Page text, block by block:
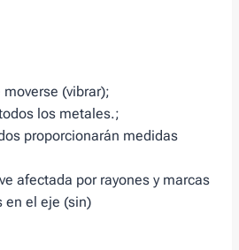
(vibrar);
los metales.;
proporcionarán medidas
afectada por rayones y marcas
en el eje (sin)